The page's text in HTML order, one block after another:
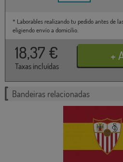
* Laborables realizando tu pedido antes de
eligiendo envío a domicilio.
18,37 €
Taxas incluídas
Bandeiras relacionadas